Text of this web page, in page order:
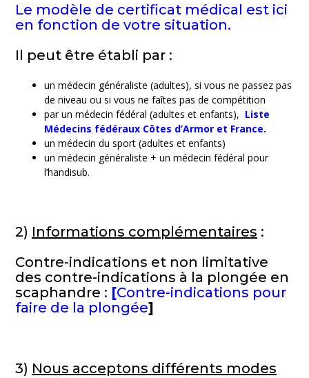
Le modèle de certificat médical est ici
en fonction de votre situation.
Il peut être établi par :
un médecin généraliste (adultes), si vous ne passez pas
de niveau ou si vous ne faîtes pas de compétition
par un médecin fédéral (adultes et enfants), Liste
Médecins fédéraux Côtes d’Armor et France.
un médecin du sport (adultes et enfants)
un médecin généraliste + un médecin fédéral pour
l’handisub.
2) Informations complémentaires :
Contre-indications et non limitative
des contre-indications à la plongée en
scaphandre : [Contre-indications pour
faire de la plongée]
3) Nous acceptons différents modes